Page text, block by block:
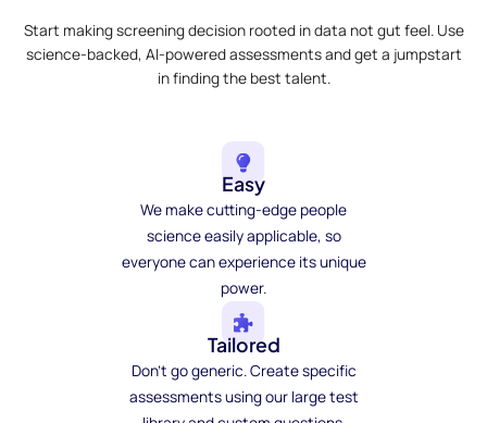
Start making screening decision rooted in data not gut feel. Use
science-backed, AI-powered assessments and get a jumpstart
in finding the best talent.
Easy
We make cutting-edge people
science easily applicable, so
everyone can experience its unique
power.
Tailored
Don't go generic. Create specific
assessments using our large test